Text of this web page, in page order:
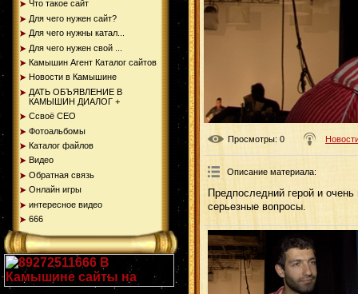
Что такое сайт
Для чего нужен сайт?
Для чего нужны катал...
Для чего нужен свой ...
Камышин Агент Каталог сайтов
Новости в Камышине
ДАТЬ ОБЪЯВЛЕНИЕ В
КАМЫШИН ДИАЛОГ +
Ссвоё СЕО
Фотоальбомы
Каталог файлов
Видео
Обратная связь
Онлайн игры
интересное видео
666
Просмотры: 0
Описание материала:
Предпоследний герой и
серьезные вопросы.